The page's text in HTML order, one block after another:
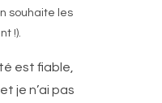
souhaite les
!).
est fiable,
je n’ai pas